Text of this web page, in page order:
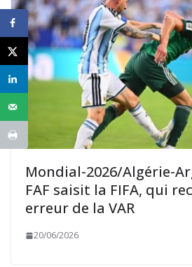
Mondial-2026/Algérie-
FAF saisit la FIFA, qui
erreur de la VAR
20/06/2026